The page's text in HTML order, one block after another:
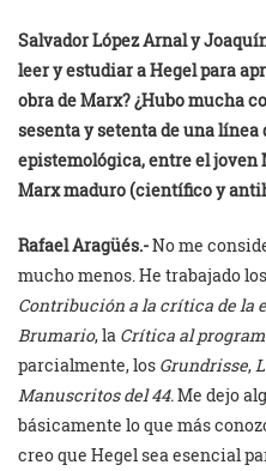
Salvador López Arnal y
leer y estudiar a Hegel para
obra de Marx? ¿Hubo mucha
sesenta y setenta de una
epistemológica, entre el joven
Marx maduro (científico y
Rafael Aragüés.-No me
mucho menos. He trabajado
Contribución a la crítica de la
Brumario, la Crítica al
parcialmente, los Grundrisse,
Manuscritos del 44.Me dejo
básicamente lo que más
creo que Hegel sea esencial